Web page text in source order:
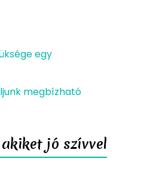
egy
megbízható
jó szívvel